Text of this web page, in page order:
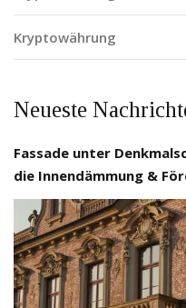
Kryptowährung
Neueste
Fassade unter
die Innendämmung &